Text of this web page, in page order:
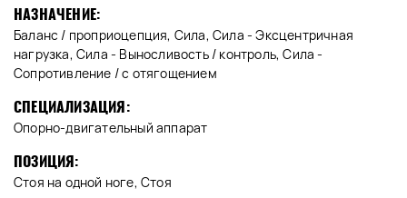
НАЗНАЧЕНИЕ:
Баланс / проприоцепция, Сила, Сила - Эксцентричная
нагрузка, Сила - Выносливость / контроль, Сила -
Сопротивление / с отягощением
СПЕЦИАЛИЗАЦИЯ:
Опорно-двигательный аппарат
ПОЗИЦИЯ:
Стоя на одной ноге, Стоя